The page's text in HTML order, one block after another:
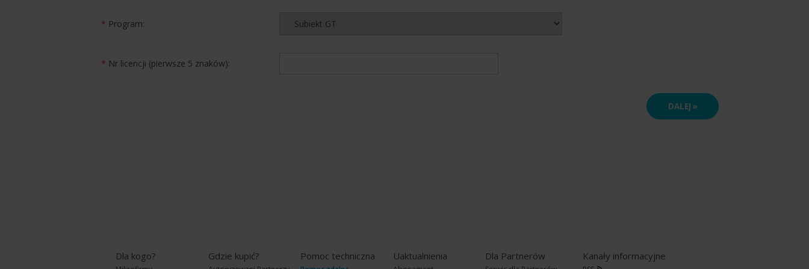
* Program:
* Nr licencji (pierwsze 5 znaków):
Dla kogo? Gdzie kupić? Pomoc techniczna Uaktualnienia Dla Partnerów Kanały informacyjne